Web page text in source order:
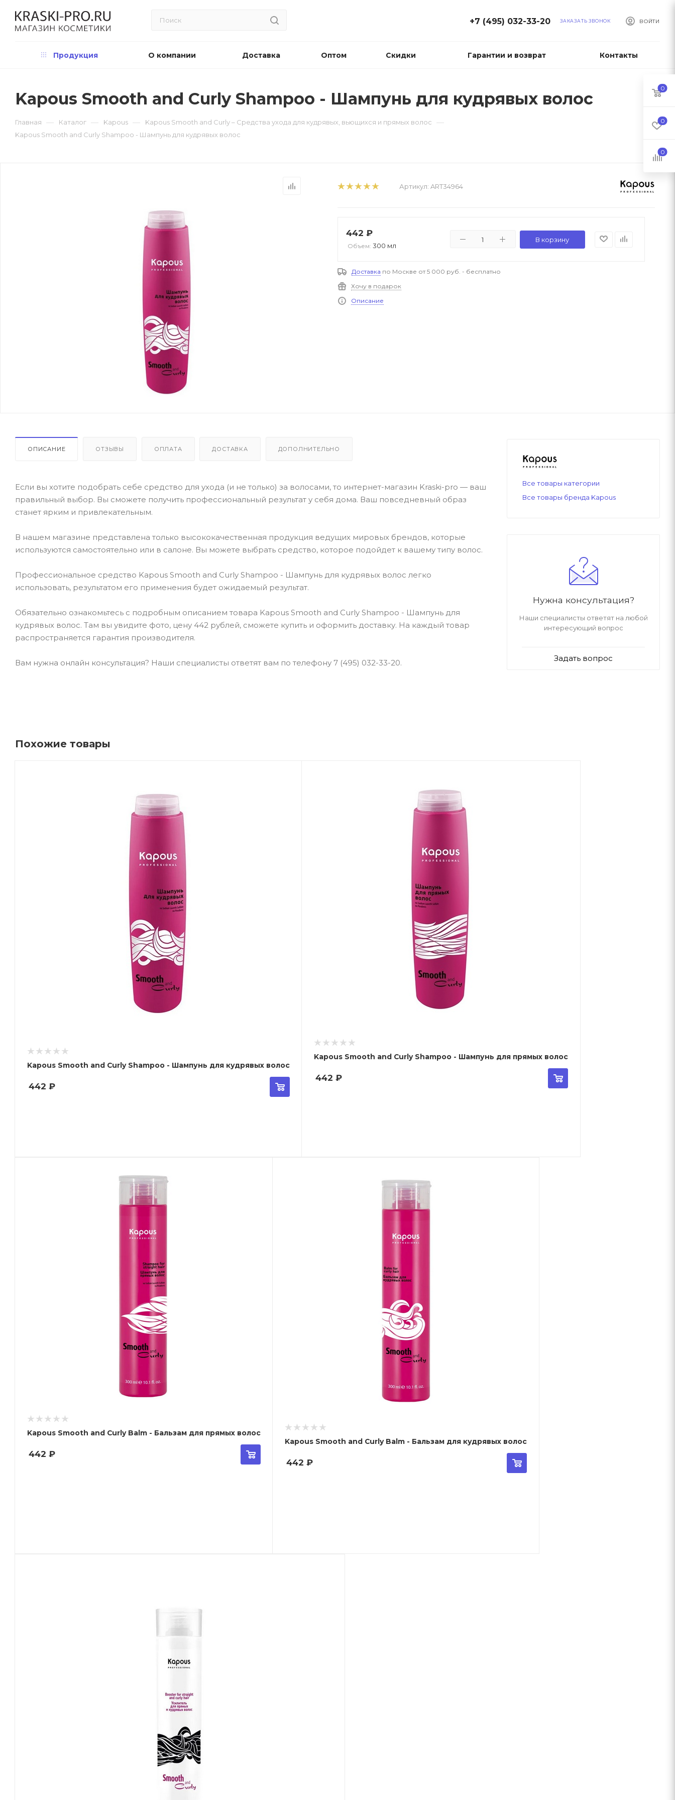
ВОЙТИ
+7 (495) 032-33-20 ЗАКАЗАТЬ ЗВОНОК
Продукция О компании Доставка Оптом Скидки Гарантии и возврат Контакты
Kapous Smooth and Curly Shampoo - Шампунь для кудрявых волос
Главная — Каталог — Kapous — Kapous Smooth and Curly – Средства ухода для кудрявых, вьющихся и прямых волос —
Kapous Smooth and Curly Shampoo - Шампунь для кудрявых волос
Артикул: ART34964
442 ₽
Объем: 300 мл
В корзину
Доставка по Москве от 5 000 руб. - бесплатно
Хочу в подарок
Описание
ОПИСАНИЕ ОТЗЫВЫ ОПЛАТА ДОСТАВКА ДОПОЛНИТЕЛЬНО
Если вы хотите подобрать себе средство для ухода (и не только) за волосами, то интернет-магазин Kraski-pro — ваш
правильный выбор. Вы сможете получить профессиональный результат у себя дома. Ваш повседневный образ
станет ярким и привлекательным.
В нашем магазине представлена только высококачественная продукция ведущих мировых брендов, которые
используются самостоятельно или в салоне. Вы можете выбрать средство, которое подойдет к вашему типу волос.
Профессиональное средство Kapous Smooth and Curly Shampoo - Шампунь для кудрявых волос легко
использовать, результатом его применения будет ожидаемый результат.
Обязательно ознакомьтесь с подробным описанием товара Kapous Smooth and Curly Shampoo - Шампунь для
кудрявых волос. Там вы увидите фото, цену 442 рублей, сможете купить и оформить доставку. На каждый товар
распространяется гарантия производителя.
Вам нужна онлайн консультация? Наши специалисты ответят вам по телефону 7 (495) 032-33-20.
Все товары категории
Все товары бренда Kapous
Нужна консультация?
Наши специалисты ответят на любой
интересующий вопрос
Задать вопрос
Похожие товары
Kapous Smooth and Curly Shampoo - Шампунь для кудрявых волос
442 ₽
Kapous Smooth and Curly Shampoo - Шампунь для прямых волос
442 ₽
Kapous Smooth and Curly Balm - Бальзам для прямых волос
442 ₽
Kapous Smooth and Curly Balm - Бальзам для кудрявых волос
442 ₽
0
0
0